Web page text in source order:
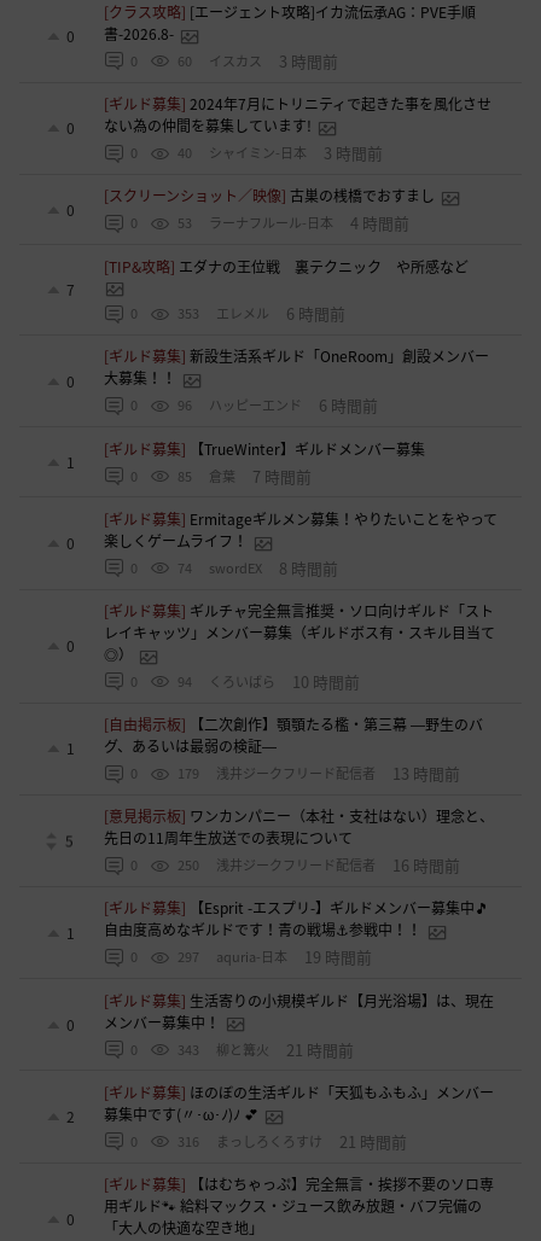
0
[クラス攻略] [エージェント攻略]イカ流伝承AG：PVE手順
書-2026.8-
0 60 イスカス 3 時間前
0
[ギルド募集]2024年7月にトリニティで起きた事を風化させ
ない為の仲間を募集しています!
0 40 シャイミン-日本 3 時間前
0
[スクリーンショット／映像] 古巣の桟橋でおすまし
0 53 ラーナフルール-日本 4 時間前
7
[TIP&攻略] エダナの王位戦 裏テクニック や所感など
0 353 エレメル 6 時間前
0
[ギルド募集]新設生活系ギルド「OneRoom」創設メンバー
大募集！！
0 96 ハッピーエンド 6 時間前
1
[ギルド募集] 【TrueWinter】ギルドメンバー募集
0 85 倉葉 7 時間前
0
[ギルド募集] Ermitageギルメン募集！やりたいことをやって
楽しくゲームライフ！
0 74 swordEX 8 時間前
0
[ギルド募集] ギルチャ完全無言推奨・ソロ向けギルド「スト
レイキャッツ」メンバー募集（ギルドボス有・スキル目当て
◎）
0 94 くろいばら 10 時間前
1
[自由掲示板]
【二次創作】顎顎たる檻・第三幕 ―野生のバ
グ、あるいは最弱の検証―
0 179 浅井ジークフリード配信者 13 時間前
5
[意見掲示板] ワンカンパニー（本社・支社はない）理念と、
先日の11周年生放送での表現について
0 250 浅井ジークフリード配信者 16 時間前
1
[ギルド募集]
【Esprit -エスプリ-】ギルドメンバー募集中🎵
自由度高めなギルドです！青の戦場⚓参戦中！！
0 297 aquria-日本 19 時間前
0
[ギルド募集] 生活寄りの小規模ギルド【月光浴場】は、現在
メンバー募集中！
0 343 柳と篝火 21 時間前
2
[ギルド募集] ほのぼの生活ギルド「天狐もふもふ」メンバー
募集中です(〃･ω･ﾉ)ﾉ 💕
0 316 まっしろくろすけ 21 時間前
0
[ギルド募集]
【はむちゃっぷ】完全無言・挨拶不要のソロ専
用ギルド🐾 給料マックス・ジュース飲み放題・バフ完備の
「大人の快適な空き地」